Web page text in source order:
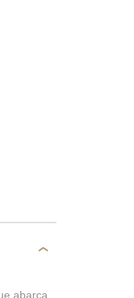
abarca